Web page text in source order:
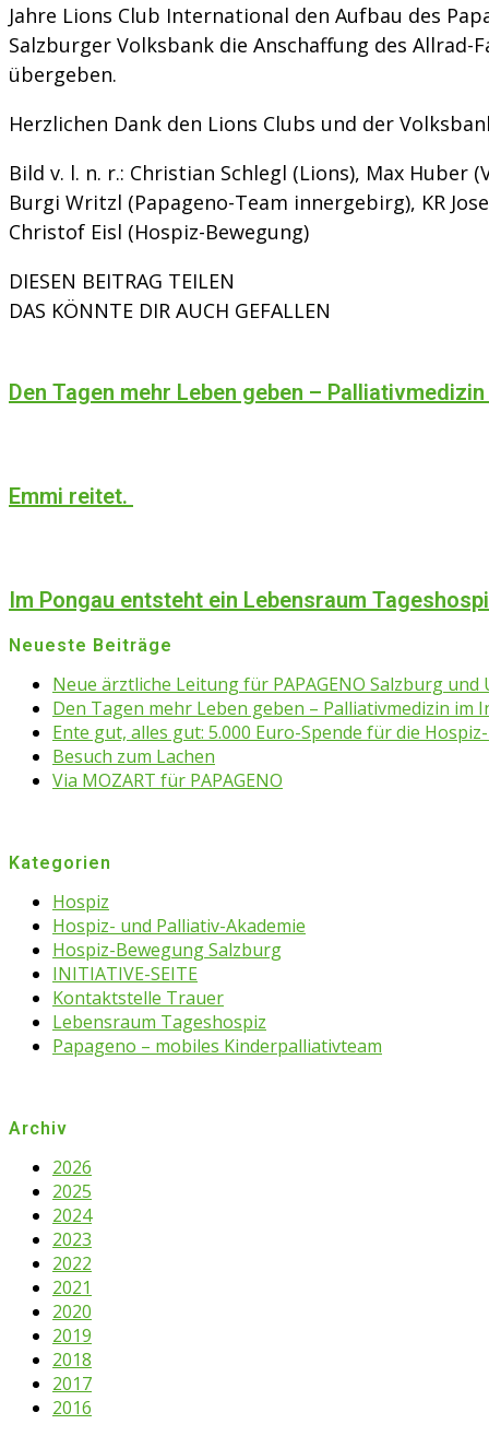
Jahre Lions Club International den Aufbau des
Salzburger Volksbank die Anschaffung des
übergeben.
Herzlichen Dank den Lions Clubs und der
Bild v. l. n. r.: Christian Schlegl (Lions), Max Huber
Burgi Writzl (Papageno-Team innergebirg), KR
Christof Eisl (Hospiz-Bewegung)
DIESEN BEITRAG TEILEN
DAS KÖNNTE DIR AUCH GEFALLEN
Den Tagen mehr Leben geben –
Emmi reitet.
Im Pongau entsteht ein Lebensraum
Neueste Beiträge
Neue ärztliche Leitung für PAPAGENO Salzburg und
Den Tagen mehr Leben geben – Palliativmedizin im
Ente gut, alles gut: 5.000 Euro-Spende für die
Besuch zum Lachen
Via MOZART für PAPAGENO
Kategorien
Hospiz
Hospiz- und Palliativ-Akademie
Hospiz-Bewegung Salzburg
INITIATIVE-SEITE
Kontaktstelle Trauer
Lebensraum Tageshospiz
Papageno – mobiles Kinderpalliativteam
Archiv
2026
2025
2024
2023
2022
2021
2020
2019
2018
2017
2016